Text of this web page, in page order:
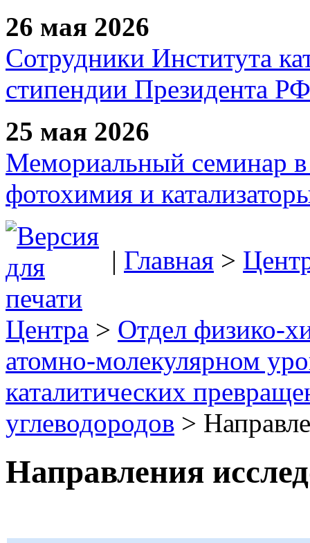
26 мая 2026
Сотрудники Института
стипендии Президента РФ
25 мая 2026
Мемориальный семинар в
фотохимия и
| Главная >
Центра > Отдел физико-
атомно-молекулярном
каталитических
углеводородов >
Направления